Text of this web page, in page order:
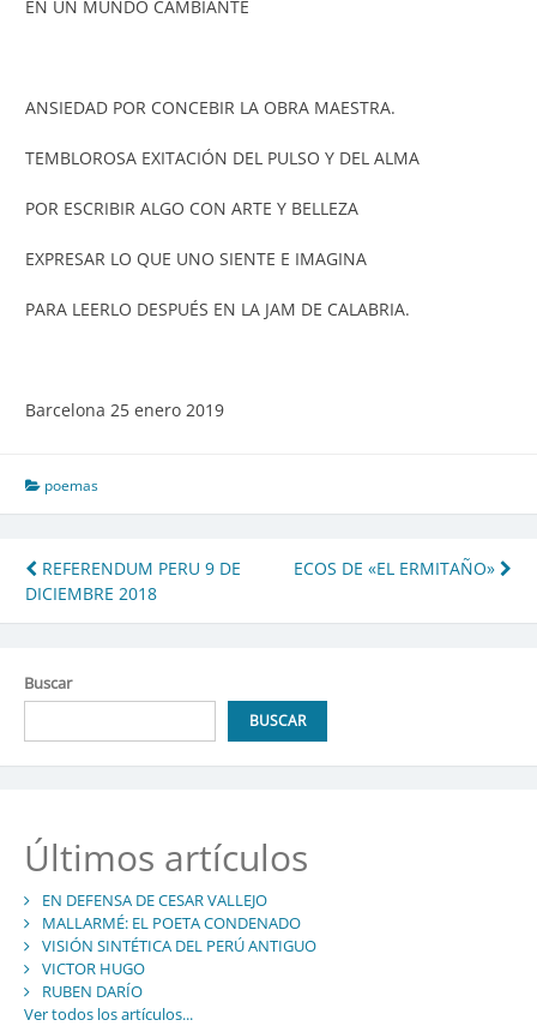
EN UN MUNDO CAMBIANTE
ANSIEDAD POR CONCEBIR LA OBRA MAESTRA.
TEMBLOROSA EXITACIÓN DEL PULSO Y DEL ALMA
POR ESCRIBIR ALGO CON ARTE Y BELLEZA
EXPRESAR LO QUE UNO SIENTE E IMAGINA
PARA LEERLO DESPUÉS EN LA JAM DE CALABRIA.
Barcelona 25 enero 2019
poemas
Navegación
de
REFERENDUM PERU 9 DE
DICIEMBRE 2018
ECOS DE «EL ERMITAÑO»
Buscar
BUSCAR
Últimos artículos
EN DEFENSA DE CESAR VALLEJO
MALLARMÉ: EL POETA CONDENADO
VISIÓN SINTÉTICA DEL PERÚ ANTIGUO
VICTOR HUGO
RUBEN DARÍO
Ver todos los artículos...